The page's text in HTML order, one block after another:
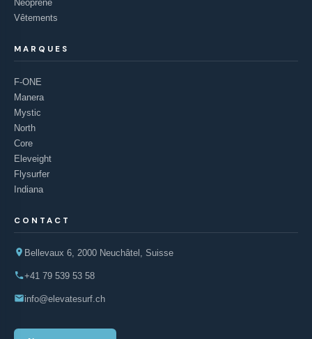
Néoprène
Vêtements
MARQUES
F-ONE
Manera
Mystic
North
Core
Eleveight
Flysurfer
Indiana
CONTACT
Bellevaux 6, 2000 Neuchâtel, Suisse
+41 79 539 53 58
info@elevatesurf.ch